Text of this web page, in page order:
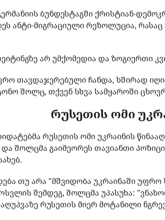
ბუნდესტაგში ქრისტიან-
ანტი-მიგრაციული რეზოლუცია, რასაც
არ უმქომედია და ზოგიერთი
თავდაჯერებული ჩანდა, ხშირად
შოლც, თქვენ სხვა სამყაროში
რუსეთის ომი
რუსეთის ომი უკრაინის
და შოლცმა გაიმეორეს თავიანთი
თუ არა "მშვიდობა უკრაინაში
შემდეგ, შოლცმა უპასუხა:
რუსეთის მიერ მოტანილი